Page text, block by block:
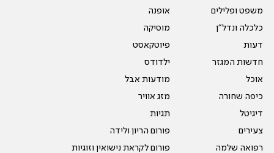
משפט ופלילים
כלכלה ונדל"ן
דעות
חדשות המגזר
אוכל
כיפה שחורה
דיגיטל
צעירים
רפואה שלמה
אופנה
מוסיקה
פיוטקאסט
ילדודס
מודעות אבל
מזג אוויר
תגיות
פורום הריון ולידה
פורום לקראת נישואין וזוגיות